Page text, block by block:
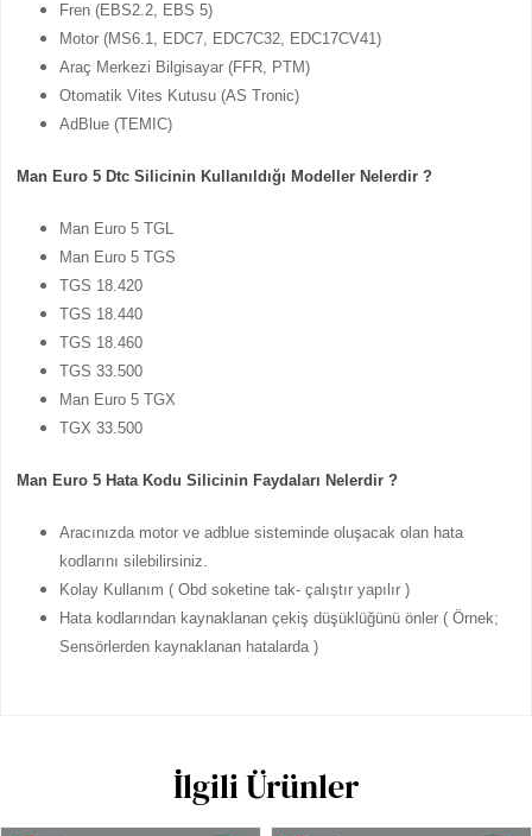
Fren (EBS2.2, EBS 5)
Motor (MS6.1, EDC7, EDC7C32, EDC17CV41)
Araç Merkezi Bilgisayar (FFR, PTM)
Otomatik Vites Kutusu (AS Tronic)
AdBlue (TEMIC)
Man Euro 5 Dtc Silicinin Kullanıldığı Modeller Nelerdir ?
Man Euro 5 TGL
Man Euro 5 TGS
TGS 18.420
TGS 18.440
TGS 18.460
TGS 33.500
Man Euro 5 TGX
TGX 33.500
Man Euro 5 Hata Kodu Silicinin Faydaları Nelerdir ?
Aracınızda motor ve adblue sisteminde oluşacak olan hata
kodlarını silebilirsiniz.
Kolay Kullanım ( Obd soketine tak- çalıştır yapılır )
Hata kodlarından kaynaklanan çekiş düşüklüğünü önler ( Örnek;
Sensörlerden kaynaklanan hatalarda )
İlgili Ürünler